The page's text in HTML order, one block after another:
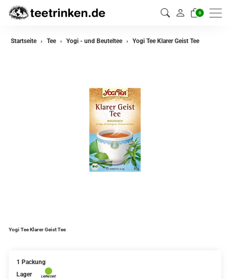
0
zurück
Teemischungen
Rooibos Tee
Startseite Tee Yogi - und Beuteltee Yogi Tee Klarer Geist Tee
Yogi Tee Klarer Geist Tee
1 Packung
Lager